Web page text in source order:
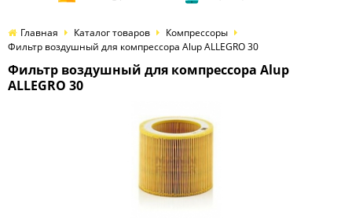
Главная Каталог товаров
Компрессоры
Фильтр воздушный для компрессора Alup ALLEGRO 30
Фильтр воздушный для компрессора Alup
ALLEGRO 30